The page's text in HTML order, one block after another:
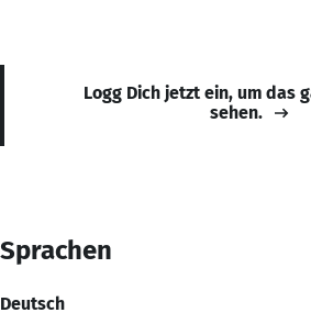
Logg Dich jetzt ein, um das
sehen.
Sprachen
Deutsch